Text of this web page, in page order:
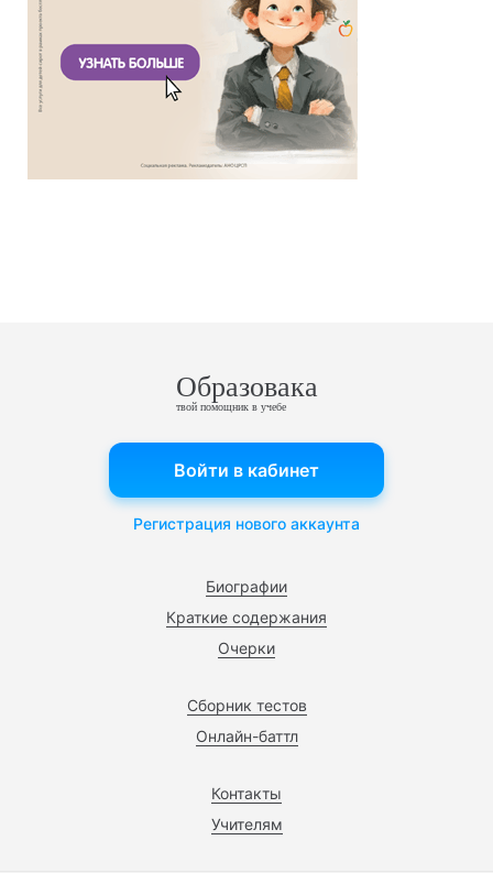
Образовака
твой помощник в учебе
Биографии
Краткие содержания
Очерки
Сборник тестов
Онлайн-баттл
Контакты
Учителям
Войти в кабинет
Регистрация нового аккаунта